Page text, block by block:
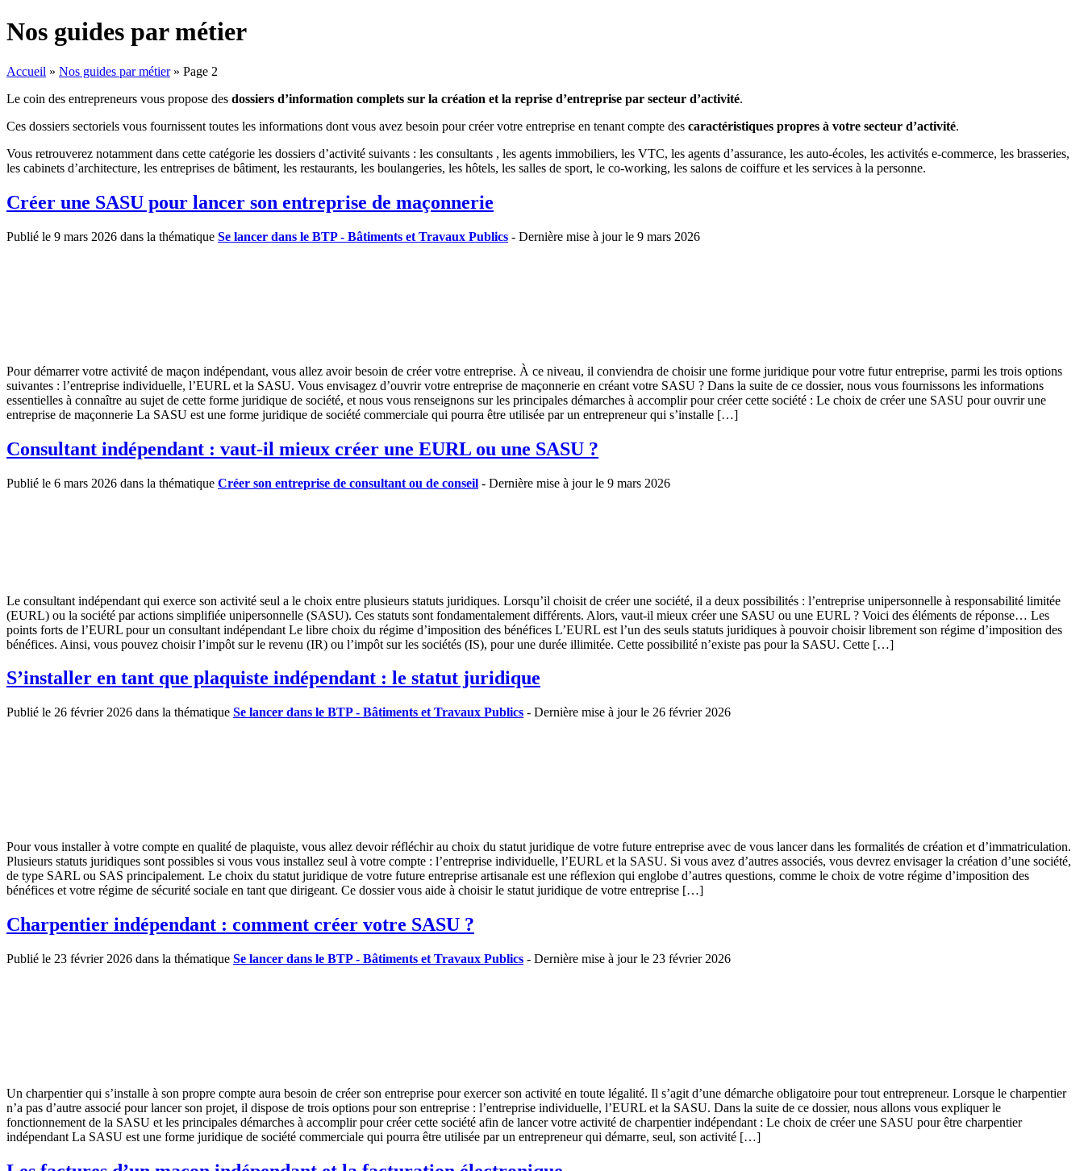
Nos guides par métier
Accueil » Nos guides par métier» Page 2
Le coin des entrepreneurs vous propose des dossiers d’information complets sur la création et la reprise d’entreprise par secteur d’activité.
Ces dossiers sectoriels vous fournissent toutes les informations dont vous avez besoin pour créer votre entreprise en tenant compte des caractéristiques propres à votre secteur d’activité.
Vous retrouverez notamment dans cette catégorie les dossiers d’activité suivants : les consultants , les agents immobiliers, les VTC, les agents d’assurance, les auto-écoles, les activités e-commerce, les brasseries,
les cabinets d’architecture, les entreprises de bâtiment, les restaurants, les boulangeries, les hôtels, les salles de sport, le co-working, les salons de coiffure et les services à la personne.
Créer une SASU pour lancer son entreprise de maçonnerie
Publié le 9 mars 2026 dans la thématique Se lancer dans le BTP - Bâtiments et Travaux Publics - Dernière mise à jour le 9 mars 2026
Pour démarrer votre activité de maçon indépendant, vous allez avoir besoin de créer votre entreprise. À ce niveau, il conviendra de choisir une forme juridique pour votre futur entreprise, parmi les trois options
suivantes : l’entreprise individuelle, l’EURL et la SASU. Vous envisagez d’ouvrir votre entreprise de maçonnerie en créant votre SASU ? Dans la suite de ce dossier, nous vous fournissons les informations
essentielles à connaître au sujet de cette forme juridique de société, et nous vous renseignons sur les principales démarches à accomplir pour créer cette société : Le choix de créer une SASU pour ouvrir une
entreprise de maçonnerie La SASU est une forme juridique de société commerciale qui pourra être utilisée par un entrepreneur qui s’installe […]
Consultant indépendant : vaut-il mieux créer une EURL ou une SASU ?
Publié le 6 mars 2026 dans la thématique Créer son entreprise de consultant ou de conseil - Dernière mise à jour le 9 mars 2026
Le consultant indépendant qui exerce son activité seul a le choix entre plusieurs statuts juridiques. Lorsqu’il choisit de créer une société, il a deux possibilités : l’entreprise unipersonnelle à responsabilité limitée
(EURL) ou la société par actions simplifiée unipersonnelle (SASU). Ces statuts sont fondamentalement différents. Alors, vaut-il mieux créer une SASU ou une EURL ? Voici des éléments de réponse… Les
points forts de l’EURL pour un consultant indépendant Le libre choix du régime d’imposition des bénéfices L’EURL est l’un des seuls statuts juridiques à pouvoir choisir librement son régime d’imposition des
bénéfices. Ainsi, vous pouvez choisir l’impôt sur le revenu (IR) ou l’impôt sur les sociétés (IS), pour une durée illimitée. Cette possibilité n’existe pas pour la SASU. Cette […]
S’installer en tant que plaquiste indépendant : le statut juridique
Publié le 26 février 2026 dans la thématique Se lancer dans le BTP - Bâtiments et Travaux Publics - Dernière mise à jour le 26 février 2026
Pour vous installer à votre compte en qualité de plaquiste, vous allez devoir réfléchir au choix du statut juridique de votre future entreprise avec de vous lancer dans les formalités de création et d’immatriculation.
Plusieurs statuts juridiques sont possibles si vous vous installez seul à votre compte : l’entreprise individuelle, l’EURL et la SASU. Si vous avez d’autres associés, vous devrez envisager la création d’une société,
de type SARL ou SAS principalement. Le choix du statut juridique de votre future entreprise artisanale est une réflexion qui englobe d’autres questions, comme le choix de votre régime d’imposition des
bénéfices et votre régime de sécurité sociale en tant que dirigeant. Ce dossier vous aide à choisir le statut juridique de votre entreprise […]
Charpentier indépendant : comment créer votre SASU ?
Publié le 23 février 2026 dans la thématique Se lancer dans le BTP - Bâtiments et Travaux Publics - Dernière mise à jour le 23 février 2026
Un charpentier qui s’installe à son propre compte aura besoin de créer son entreprise pour exercer son activité en toute légalité. Il s’agit d’une démarche obligatoire pour tout entrepreneur. Lorsque le charpentier
n’a pas d’autre associé pour lancer son projet, il dispose de trois options pour son entreprise : l’entreprise individuelle, l’EURL et la SASU. Dans la suite de ce dossier, nous allons vous expliquer le
fonctionnement de la SASU et les principales démarches à accomplir pour créer cette société afin de lancer votre activité de charpentier indépendant : Le choix de créer une SASU pour être charpentier
indépendant La SASU est une forme juridique de société commerciale qui pourra être utilisée par un entrepreneur qui démarre, seul, son activité […]